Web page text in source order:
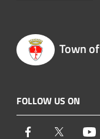
Town of
FOLLOW US ON
Facebook Twitter